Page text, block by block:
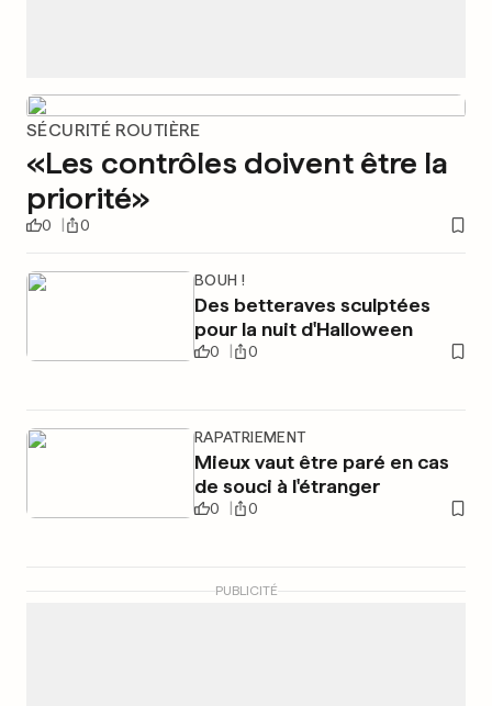
SÉCURITÉ ROUTIÈRE
«Les contrôles doivent être la
priorité»
0 0
BOUH !
Des betteraves sculptées
pour la nuit d'Halloween
0 0
RAPATRIEMENT
Mieux vaut être paré en cas
de souci à l'étranger
0 0
PUBLICITÉ